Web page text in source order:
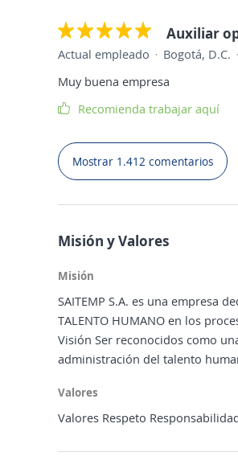
Auxiliar
Actual empleado Bogotá, D.C.
Muy buena empresa
Recomienda trabajar aquí
Mostrar 1.412 comentarios
Misión y Valores
Misión
SAITEMP S.A. es una empresa
TALENTO HUMANO en los
Visión Ser reconocidos como
administración del talento
Valores
Valores Respeto